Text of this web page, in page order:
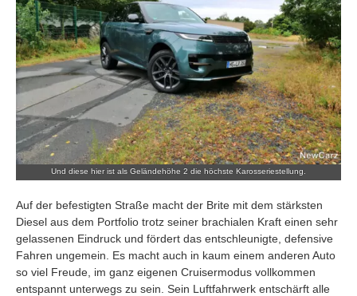
Und diese hier ist als Geländehöhe 2 die höchste Karosseriestellung.
Auf der befestigten Straße macht der Brite mit dem stärksten
Diesel aus dem Portfolio trotz seiner brachialen Kraft einen sehr
gelassenen Eindruck und fördert das entschleunigte, defensive
Fahren ungemein. Es macht auch in kaum einem anderen Auto
so viel Freude, im ganz eigenen Cruisermodus vollkommen
entspannt unterwegs zu sein. Sein Luftfahrwerk entschärft alle